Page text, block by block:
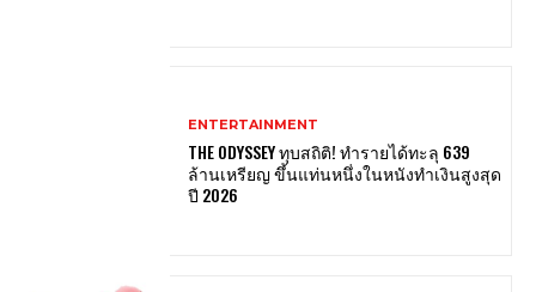
ENTERTAINMENT
THE ODYSSEY ทุบสถิติ! ทำรายได้ทะลุ 639
ล้านเหรียญ ขึ้นแท่นหนึ่งในหนังทำเงินสูงสุด
ปี 2026